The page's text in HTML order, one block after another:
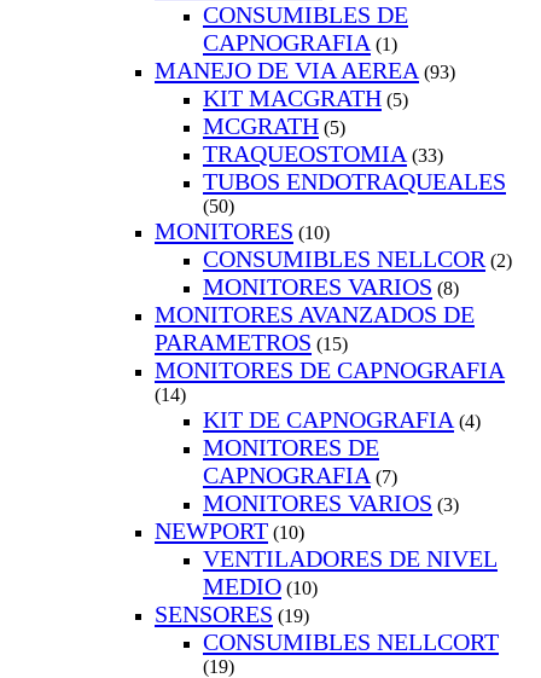
CONSUMIBLES DE
CAPNOGRAFIA (1)
MANEJO DE VIA AEREA (93)
KIT MACGRATH (5)
MCGRATH (5)
TRAQUEOSTOMIA (33)
TUBOS ENDOTRAQUEALES
(50)
MONITORES (10)
CONSUMIBLES NELLCOR (2)
MONITORES VARIOS (8)
MONITORES AVANZADOS DE
PARAMETROS (15)
MONITORES DE CAPNOGRAFIA
(14)
KIT DE CAPNOGRAFIA (4)
MONITORES DE
CAPNOGRAFIA (7)
MONITORES VARIOS (3)
NEWPORT (10)
VENTILADORES DE NIVEL
MEDIO (10)
SENSORES (19)
CONSUMIBLES NELLCORT
(19)